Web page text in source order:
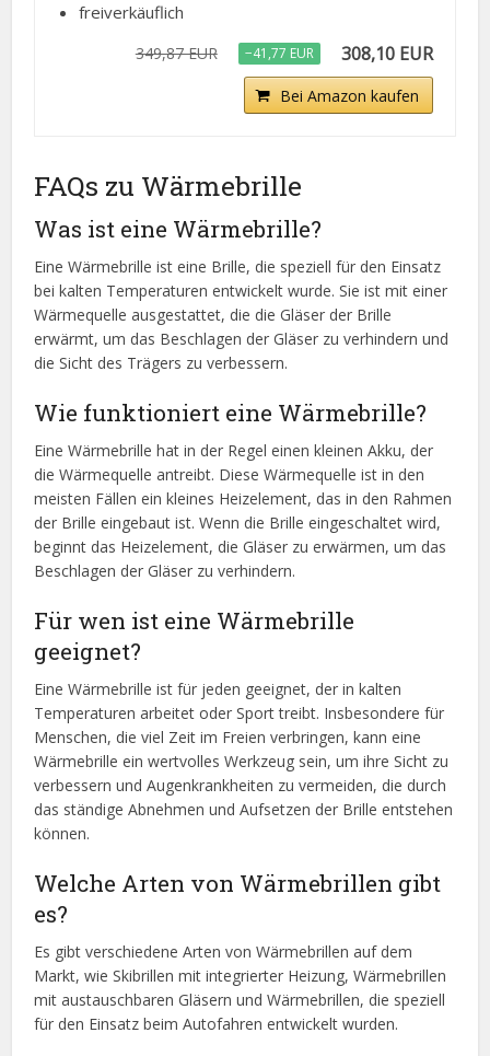
freiverkäuflich
349,87 EUR −41,77 EUR 308,10 EUR
Bei Amazon kaufen
FAQs zu Wärmebrille
Was ist eine Wärmebrille?
Eine Wärmebrille ist eine Brille, die speziell für den Einsatz
bei kalten Temperaturen entwickelt wurde. Sie ist mit einer
Wärmequelle ausgestattet, die die Gläser der Brille
erwärmt, um das Beschlagen der Gläser zu verhindern und
die Sicht des Trägers zu verbessern.
Wie funktioniert eine Wärmebrille?
Eine Wärmebrille hat in der Regel einen kleinen Akku, der
die Wärmequelle antreibt. Diese Wärmequelle ist in den
meisten Fällen ein kleines Heizelement, das in den Rahmen
der Brille eingebaut ist. Wenn die Brille eingeschaltet wird,
beginnt das Heizelement, die Gläser zu erwärmen, um das
Beschlagen der Gläser zu verhindern.
Für wen ist eine Wärmebrille
geeignet?
Eine Wärmebrille ist für jeden geeignet, der in kalten
Temperaturen arbeitet oder Sport treibt. Insbesondere für
Menschen, die viel Zeit im Freien verbringen, kann eine
Wärmebrille ein wertvolles Werkzeug sein, um ihre Sicht zu
verbessern und Augenkrankheiten zu vermeiden, die durch
das ständige Abnehmen und Aufsetzen der Brille entstehen
können.
Welche Arten von Wärmebrillen gibt
es?
Es gibt verschiedene Arten von Wärmebrillen auf dem
Markt, wie Skibrillen mit integrierter Heizung, Wärmebrillen
mit austauschbaren Gläsern und Wärmebrillen, die speziell
für den Einsatz beim Autofahren entwickelt wurden.